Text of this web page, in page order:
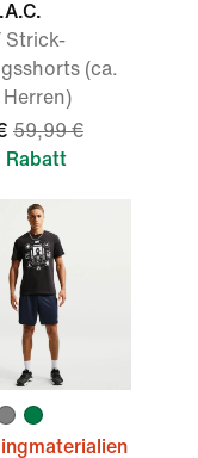
Strick-
(ca.
Herren)
59,99 €